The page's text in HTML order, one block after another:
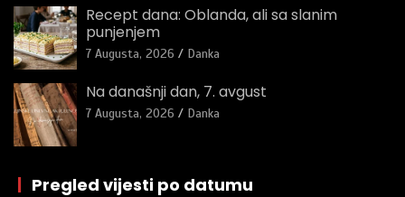
Recept dana: Oblanda, ali sa slanim
punjenjem
7 Augusta, 2026 Danka
Na današnji dan, 7. avgust
7 Augusta, 2026 Danka
| Pregled vijesti po datumu